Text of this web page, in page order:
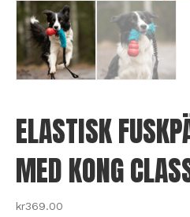
ELASTISK
MED KONG
kr369.00